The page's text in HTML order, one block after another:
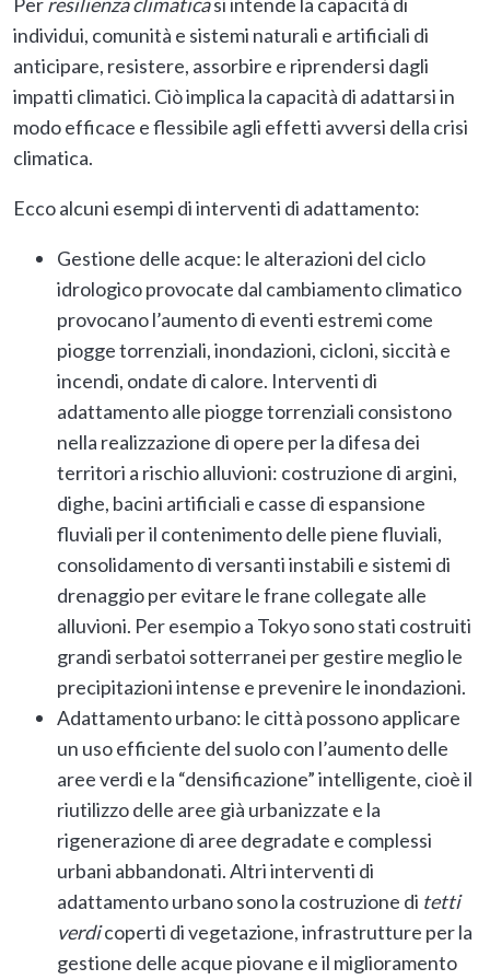
individui, comunità e sistemi naturali e artificiali di
anticipare, resistere, assorbire e riprendersi dagli
impatti climatici. Ciò implica la capacità di adattarsi in
modo efficace e flessibile agli effetti avversi della crisi
climatica.
Ecco alcuni esempi di interventi di adattamento:
Gestione delle acque: le alterazioni del ciclo
idrologico provocate dal cambiamento climatico
provocano l’aumento di eventi estremi come
piogge torrenziali, inondazioni, cicloni, siccità e
incendi, ondate di calore. Interventi di
adattamento alle piogge torrenziali consistono
nella realizzazione di opere per la difesa dei
territori a rischio alluvioni: costruzione di argini,
dighe, bacini artificiali e casse di espansione
fluviali per il contenimento delle piene fluviali,
consolidamento di versanti instabili e sistemi di
drenaggio per evitare le frane collegate alle
alluvioni. Per esempio a Tokyo sono stati costruiti
grandi serbatoi sotterranei per gestire meglio le
precipitazioni intense e prevenire le inondazioni.
Adattamento urbano: le città possono applicare
un uso efficiente del suolo con l’aumento delle
aree verdi e la “densificazione” intelligente, cioè il
riutilizzo delle aree già urbanizzate e la
rigenerazione di aree degradate e complessi
urbani abbandonati. Altri interventi di
adattamento urbano sono la costruzione di tetti
verdicoperti di vegetazione, infrastrutture per la
gestione delle acque piovane e il miglioramento